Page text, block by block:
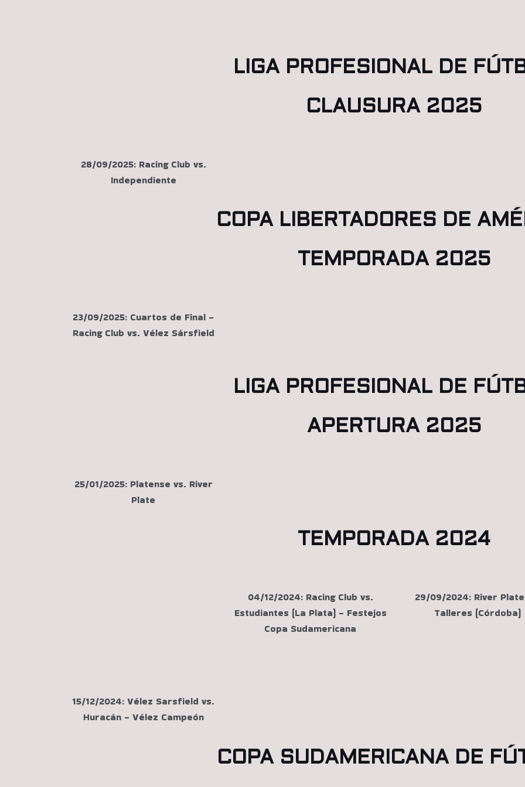
LIGA PROFESIONAL DE
CLAUSURA 2025
28/09/2025: Racing Club vs.
Independiente
COPA LIBERTADORES DE
TEMPORADA 2025
23/09/2025: Cuartos de Final -
Racing Club vs. Vélez Sársfield
LIGA PROFESIONAL DE
APERTURA 2025
25/01/2025: Platense vs. River
Plate
TEMPORADA 2024
15/12/2024: Vélez Sarsfield vs.
Huracán - Vélez Campeón
04/12/2024: Racing Club vs.
Estudiantes (La Plata) - Festejos
Copa Sudamericana
29/09/2024: River
Talleres (Córdoba)
COPA SUDAMERICANA DE